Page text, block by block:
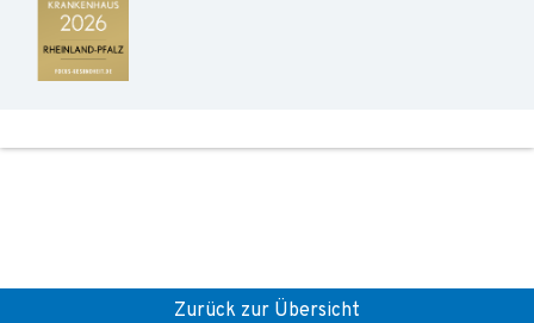
Zurück zur Übersicht